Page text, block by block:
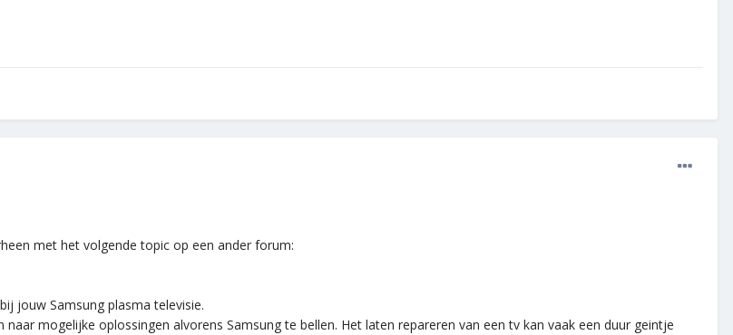
met het volgende topic op een ander forum:
jouw Samsung plasma televisie.
mogelijke oplossingen alvorens Samsung te bellen. Het laten repareren van een tv kan vaak een duur geintje